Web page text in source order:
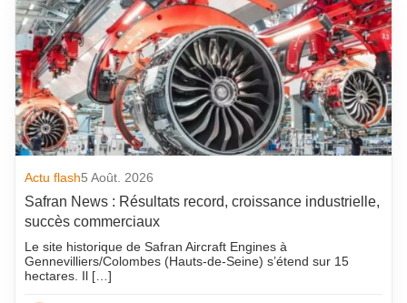
Actu flash5 Août. 2026
Safran News : Résultats record, croissance industrielle,
succès commerciaux
Le site historique de Safran Aircraft Engines à
Gennevilliers/Colombes (Hauts-de-Seine) s’étend sur 15
hectares. Il […]